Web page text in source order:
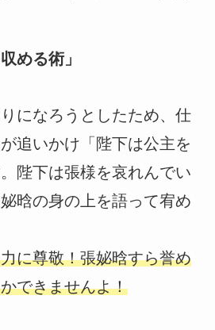
める術」
になろうとしたため、仕
追いかけ「陛下は公主を
陛下は張様を哀れんでい
晗の身の上を語って宥め
に尊敬！張妼晗すら誉め
できませんよ！